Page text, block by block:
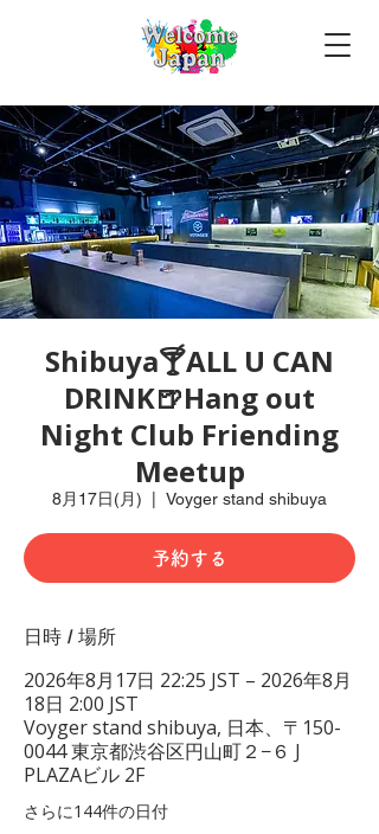
Shibuya🍸ALL U CAN
DRINK🍺Hang out
Night Club Friending
Meetup
8月17日(月) Voyger stand shibuya
予約する
日時 / 場所
2026年8月17日 22:25 JST – 2026年8月
18日 2:00 JST
Voyger stand shibuya, 日本、〒150-
0044 東京都渋谷区円山町２−６ J
PLAZAビル 2F
さらに144件の日付